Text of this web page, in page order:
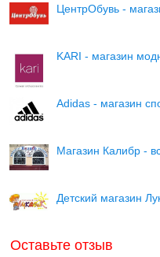
ЦентрОбувь -
KARI - магазин
Adidas - магазин
Магазин Калибр -
Детский магазин
Оставьте отзыв